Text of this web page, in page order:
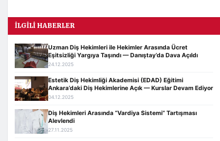
İLGILI HABERLER
Uzman Diş Hekimleri ile Hekimler Arasında Ücret
Eşitsizliği Yargıya Taşındı — Danıştay’da Dava Açıldı
24.12.2025
Estetik Diş Hekimliği Akademisi (EDAD) Eğitimi
Ankara’daki Diş Hekimlerine Açık — Kurslar Devam Ediyor
04.12.2025
Diş Hekimleri Arasında “Vardiya Sistemi” Tartışması
Alevlendi
27.11.2025